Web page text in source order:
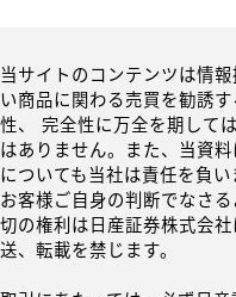
当サイトのコンテンツは情
い商品に関わる売買を勧誘
性、 完全性に万全を期して
はありません。また、当資
についても当社は責任を負
お客様ご自身の判断でなさ
切の権利は日産証券株式会
送、転載を禁じます。